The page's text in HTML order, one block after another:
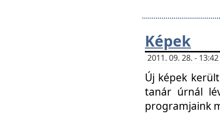
Képek
2011. 09. 28. -
Új képek
tanár úrnál
programjaink